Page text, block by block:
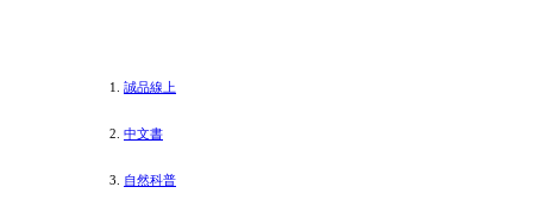
誠品線上
中文書
自然科普